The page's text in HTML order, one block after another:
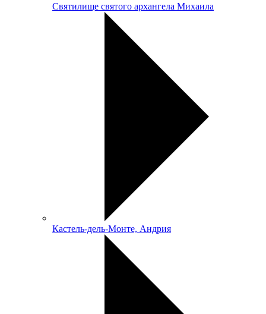
Святилище святого архангела Михаила
Кастель-дель-Монте, Андрия